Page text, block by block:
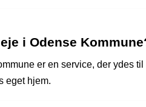
i Odense
er en service, der ydes til
eget hjem.